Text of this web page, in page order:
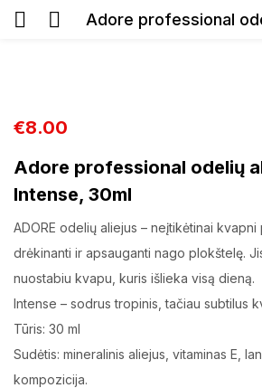
€8.00
Adore professional odelių
Intense, 30ml
ADORE odelių aliejus – neįtikėtinai kvapni
drėkinanti ir apsauganti nago plokštelę.
nuostabiu kvapu, kuris išlieka visą dieną.
Intense – sodrus tropinis, tačiau subtilus
Tūris: 30 ml
Sudėtis: mineralinis aliejus, vitaminas E,
kompozicija.
Pamiršote slaptažodį?
Registracija